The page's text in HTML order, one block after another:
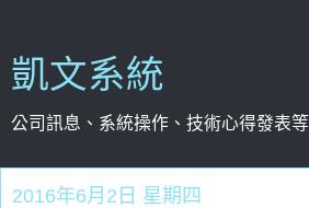
凱文系統
公司訊息、系統操作、技術心得發表等
2016年6月2日 星期四